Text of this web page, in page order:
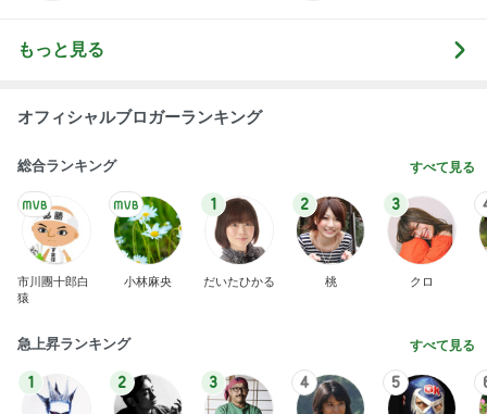
もっと見る
オフィシャルブロガーランキング
総合ランキング すべて見る
市川團十郎白
猿
小林麻央
1
だいたひかる
2
桃
3
クロ
急上昇ランキング すべて見る
1 2 3 4 5